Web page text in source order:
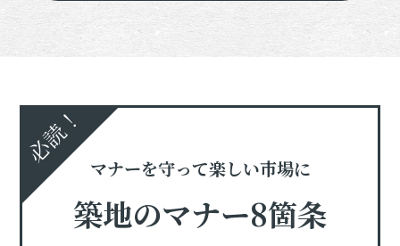
必読！
マナーを守って楽しい市場に
築地のマナー8箇条